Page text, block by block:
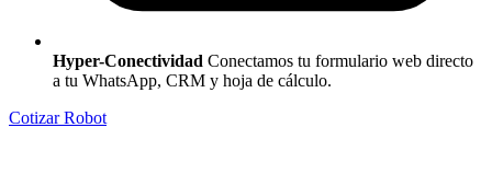
Hyper-Conectividad Conectamos tu formulario web directo
a tu WhatsApp, CRM y hoja de cálculo.
Cotizar Robot